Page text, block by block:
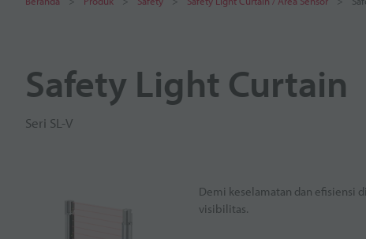
Safety Light Curtain
Seri SL-V
Demi keselamatan dan efisiensi
visibilitas.